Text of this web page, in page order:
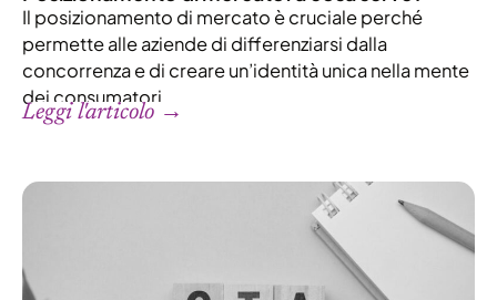
Il posizionamento di mercato è cruciale perché
permette alle aziende di differenziarsi dalla
concorrenza e di creare un’identità unica nella mente
dei consumatori.
Leggi l'articolo →